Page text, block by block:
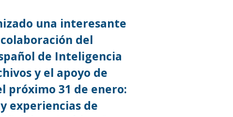
una interesante
del
de Inteligencia
y el apoyo de
próximo 31 de enero:
experiencias de